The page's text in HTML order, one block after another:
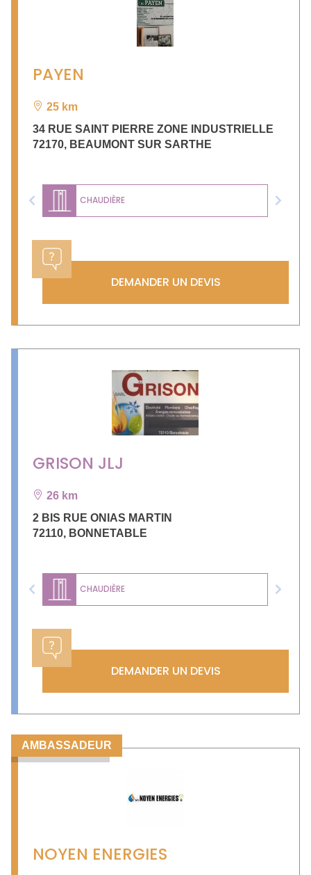
PAYEN
25 km
34 RUE SAINT PIERRE ZONE INDUSTRIELLE
72170, BEAUMONT SUR SARTHE
CHAUDIÈRE
Previous Next
DEMANDER UN DEVIS
GRISON JLJ
26 km
2 BIS RUE ONIAS MARTIN
72110, BONNETABLE
CHAUDIÈRE
Previous Next
DEMANDER UN DEVIS
AMBASSADEUR
NOYEN ENERGIES